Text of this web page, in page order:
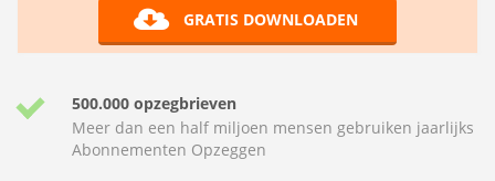
GRATIS DOWNLOADEN
500.000 opzegbrieven
Meer dan een half miljoen mensen gebruiken jaarlijks
Abonnementen Opzeggen